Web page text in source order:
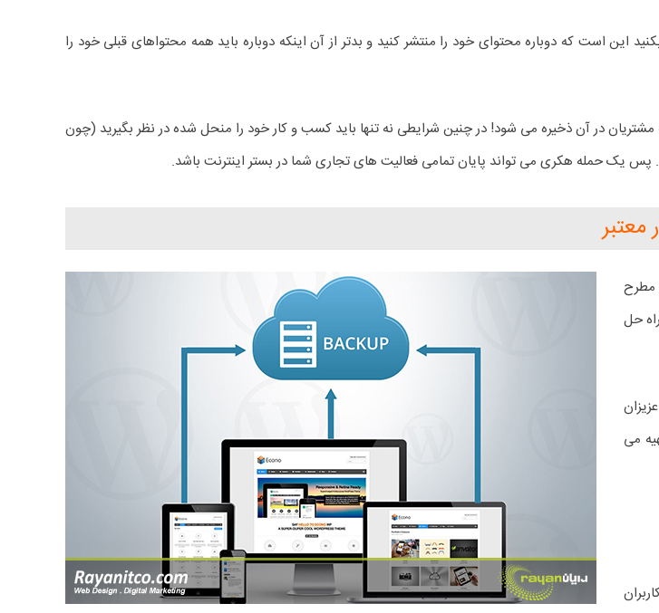
است که دوباره محتوای خود را منتشر کنید و بدتر از آن اینکه دوباره باید همه محتواهای قبلی خود را
در آن ذخیره می شود! در چنین شرایطی نه تنها باید کسب و کار خود را منحل شده در نظر بگیرید (چون
پس یک حمله هکری می تواند پایان تمامی فعالیت های تجاری شما در بستر اینترنت باشد.
مطرح
حل
می